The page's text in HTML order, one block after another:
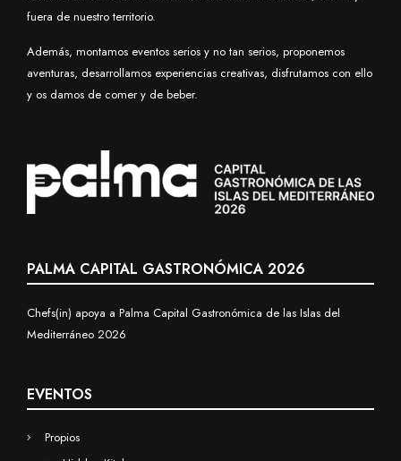
fuera de nuestro territorio.
Además, montamos eventos serios y no tan serios, proponemos
aventuras, desarrollamos experiencias creativas, disfrutamos con ello
y os damos de comer y de beber.
PALMA CAPITAL GASTRONÓMICA 2026
Chefs(in) apoya a Palma Capital Gastronómica de las Islas del
Mediterráneo 2026
EVENTOS
Propios